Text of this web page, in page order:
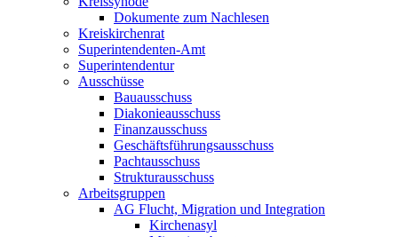
Dokumente zum Nachlesen
Kreiskirchenrat
Superintendenten-Amt
Superintendentur
Ausschüsse
Bauausschuss
Diakonieausschuss
Finanzausschuss
Geschäftsführungsausschuss
Pachtausschuss
Strukturausschuss
Arbeitsgruppen
AG Flucht, Migration und Integration
Kirchenasyl